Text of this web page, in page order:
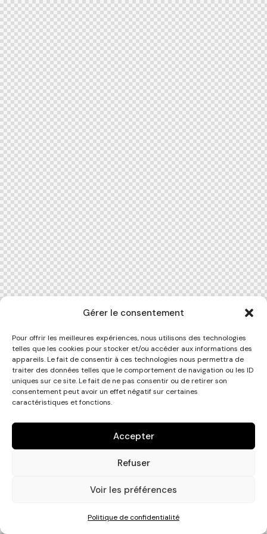
Gérer le consentement
Pour offrir les meilleures expériences, nous utilisons des technologies
telles que les cookies pour stocker et/ou accéder aux informations des
appareils. Le fait de consentir à ces technologies nous permettra de
traiter des données telles que le comportement de navigation ou les ID
uniques sur ce site. Le fait de ne pas consentir ou de retirer son
consentement peut avoir un effet négatif sur certaines
caractéristiques et fonctions.
Accepter
Refuser
Voir les préférences
Politique de confidentialité